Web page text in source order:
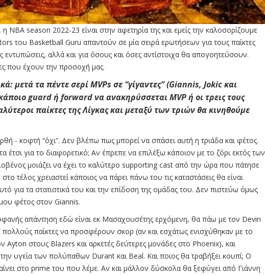
η NBA season 2022-23 είναι στην αφετηρία της και εμείς την καλοσορίζουμε
του Basketball Guru απαντούν σε μία σειρά ερωτήσεων για τους παίκτες
εντυπώσεις, αλλά και για όσους και όσες αντίστοιχα θα απογοητεύσουν.
που έχουν την προσοχή μας.
μετά τα πέντε σερί MVPs σε “γίγαντες” (Giannis, Jokicκαι
guardή forwardνα ανακηρύσσεται MVPή οι τρεις τους
παίκτες της Λίγκας και μεταξύ των τριών θα κινηθούμε
- κοφτή “όχι”. Δεν βλέπω πως μπορεί να σπάσει αυτή η τριάδα και φέτος.
για το διαφορετικό; Αν έπρεπε να επιλέξω κάποιον με το ζόρι εκτός των
μοιάζει να έχει το καλύτερο supporting cast από την ώρα που πάτησε
τέλος χρειαστεί κάποιος να πάρει πάνω του τις καταστάσεις θα είναι
για τα στατιστικά του και την επίδοση της ομάδας του. Δεν πιστεύω όμως
φέτος στον Giannis.
απάντηση εδώ είναι εκ Μασαχουσέτης ερχόμενη, θα πάω με τον Devin
παίκτες να προσφέρουν σκορ (αν και εσχάτως ενισχύθηκαν με το
Ayton στους Blazers και αρκετές δεύτερες μονάδες στο Phoenix), και
υγεία των πολύπαθων Durant και Beal. Και ποιος θα τραβήξει κουπί; Ο
στο prime του που λέμε. Αν και μάλλον δύσκολα θα ξεφύγει από Γιάννη